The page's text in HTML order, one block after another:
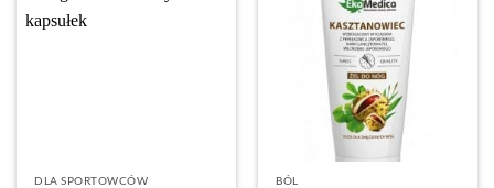
DLA SPORTOWCÓW BÓL